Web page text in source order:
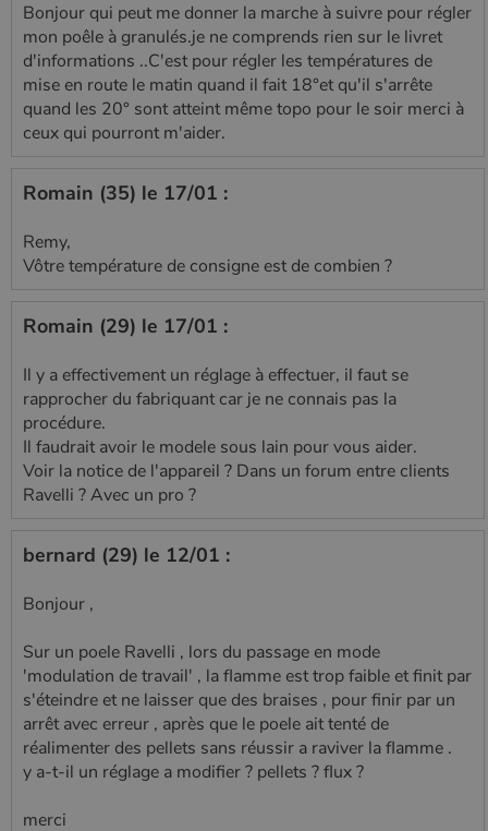
Bonjour qui peut me donner la marche à suivre pour régler
mon poêle à granulés.je ne comprends rien sur le livret
d'informations ..C'est pour régler les températures de
mise en route le matin quand il fait 18°et qu'il s'arrête
quand les 20° sont atteint même topo pour le soir merci à
ceux qui pourront m'aider.
Romain (35) le 17/01 :
Remy,
Vôtre température de consigne est de combien ?
Romain (29) le 17/01 :
Il y a effectivement un réglage à effectuer, il faut se
rapprocher du fabriquant car je ne connais pas la
procédure.
Il faudrait avoir le modele sous lain pour vous aider.
Voir la notice de l'appareil ? Dans un forum entre clients
Ravelli ? Avec un pro ?
bernard (29) le 12/01 :
Bonjour ,
Sur un poele Ravelli , lors du passage en mode
'modulation de travail' , la flamme est trop faible et finit par
s'éteindre et ne laisser que des braises , pour finir par un
arrêt avec erreur , après que le poele ait tenté de
réalimenter des pellets sans réussir a raviver la flamme .
y a-t-il un réglage a modifier ? pellets ? flux ?
merci